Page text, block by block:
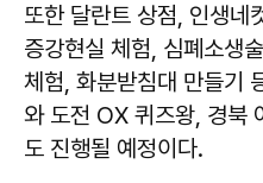
또한 달란트 상점, 인생네
증강현실 체험, 심폐소생
체험, 화분받침대 만들기
와 도전 OX 퀴즈왕, 경북
도 진행될 예정이다.